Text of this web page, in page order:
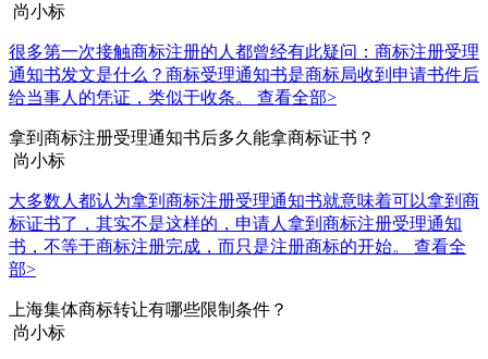
尚小标
很多第一次接触商标注册的人都曾经有此疑问：商标注册受理
通知书发文是什么？商标受理通知书是商标局收到申请书件后
给当事人的凭证，类似于收条。 查看全部>
拿到商标注册受理通知书后多久能拿商标证书？
尚小标
大多数人都认为拿到商标注册受理通知书就意味着可以拿到商
标证书了，其实不是这样的，申请人拿到商标注册受理通知
书，不等于商标注册完成，而只是注册商标的开始。 查看全
部>
上海集体商标转让有哪些限制条件？
尚小标